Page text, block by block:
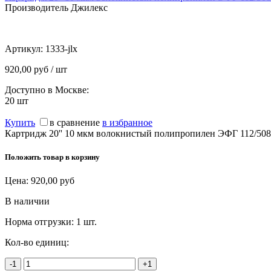
Производитель Джилекс
Артикул: 1333-jlx
920,00 руб / шт
Доступно в Москве:
20 шт
Купить в сравнение в избранное
Картридж 20'' 10 мкм волокнистый полипропилен ЭФГ 112/
Положить товар в корзину
Цена: 920,00 руб
В наличии
Норма отгрузки: 1 шт.
Кол-во единиц:
-1 +1